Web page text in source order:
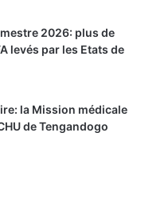
2026: plus de
levés par les Etats de
la Mission médicale
de Tengandogo